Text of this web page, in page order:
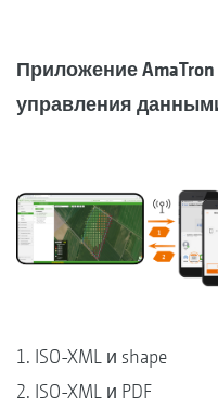
Приложение
управления
1. ISO-XML и shape
2. ISO-XML и PDF